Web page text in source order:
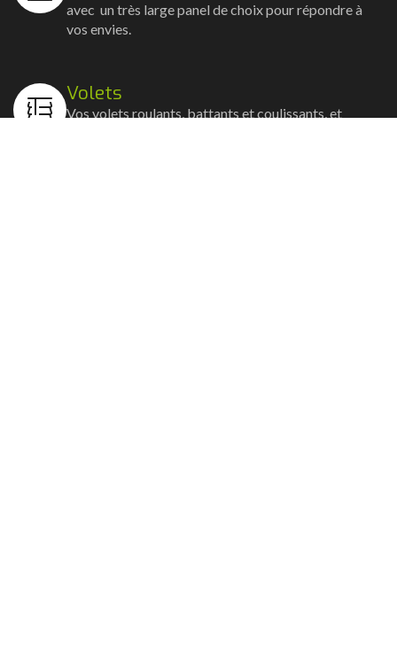
avec un très large panel de choix pour répondre à
vos envies.
Volets
Vos volets roulants, battants et coulissants, et